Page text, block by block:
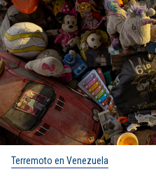
Terremoto en Venezuela